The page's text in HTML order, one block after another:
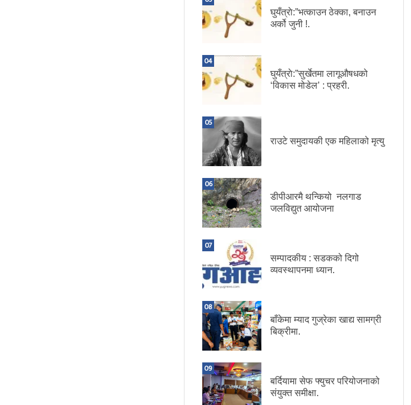
घुयँत्राे:”भत्काउन ठेक्का, बनाउन
अर्को जुनी !.
04
घुयँत्राे:”सुर्खेतमा लागूऔषधको
‘विकास मोडेल’ : प्रहरी.
05
राउटे समुदायकी एक महिलाको मृत्यु
06
डीपीआरमै थन्कियो नलगाड
जलविद्युत आयोजना
07
सम्पादकीय : सडकको दिगो
व्यवस्थापनमा ध्यान.
08
बाँकेमा म्याद गुज्रेका खाद्य सामग्री
बिक्रीमा.
09
बर्दियामा सेफ फ्युचर परियोजनाको
संयुक्त समीक्षा.